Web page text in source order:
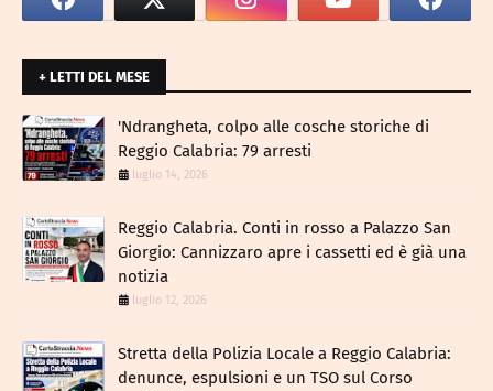
+ LETTI DEL MESE
​'Ndrangheta, colpo alle cosche storiche di
Reggio Calabria: 79 arresti
luglio 14, 2026
Reggio Calabria. Conti in rosso a Palazzo San
Giorgio: Cannizzaro apre i cassetti ed è già una
notizia
luglio 12, 2026
​Stretta della Polizia Locale a Reggio Calabria:
denunce, espulsioni e un TSO sul Corso